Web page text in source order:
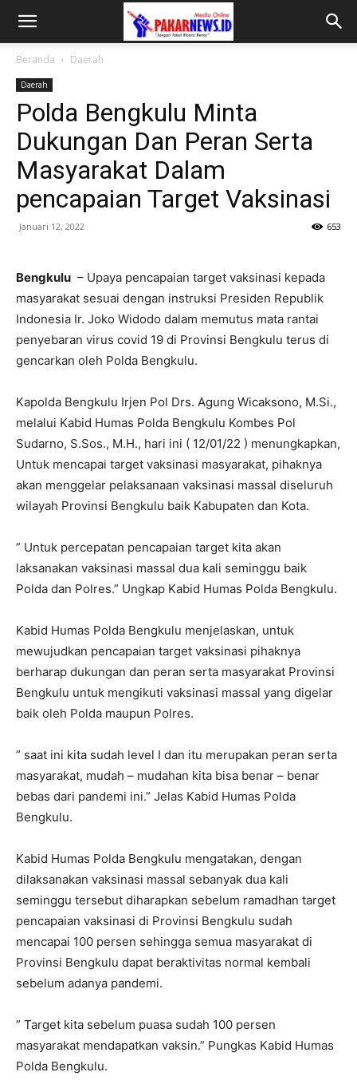
Beranda Daerah
Daerah
Polda Bengkulu Minta
Dukungan Dan Peran Serta
Masyarakat Dalam
pencapaian Target Vaksinasi
Januari 12, 2022 653
Bengkulu – Upaya pencapaian target vaksinasi kepada
masyarakat sesuai dengan instruksi Presiden Republik
Indonesia Ir. Joko Widodo dalam memutus mata rantai
penyebaran virus covid 19 di Provinsi Bengkulu terus di
gencarkan oleh Polda Bengkulu.
Kapolda Bengkulu Irjen Pol Drs. Agung Wicaksono, M.Si.,
melalui Kabid Humas Polda Bengkulu Kombes Pol
Sudarno, S.Sos., M.H., hari ini ( 12/01/22 ) menungkapkan,
Untuk mencapai target vaksinasi masyarakat, pihaknya
akan menggelar pelaksanaan vaksinasi massal diseluruh
wilayah Provinsi Bengkulu baik Kabupaten dan Kota.
” Untuk percepatan pencapaian target kita akan
laksanakan vaksinasi massal dua kali seminggu baik
Polda dan Polres.” Ungkap Kabid Humas Polda Bengkulu.
Kabid Humas Polda Bengkulu menjelaskan, untuk
mewujudkan pencapaian target vaksinasi pihaknya
berharap dukungan dan peran serta masyarakat Provinsi
Bengkulu untuk mengikuti vaksinasi massal yang digelar
baik oleh Polda maupun Polres.
” saat ini kita sudah level I dan itu merupakan peran serta
masyarakat, mudah – mudahan kita bisa benar – benar
bebas dari pandemi ini.” Jelas Kabid Humas Polda
Bengkulu.
Kabid Humas Polda Bengkulu mengatakan, dengan
dilaksanakan vaksinasi massal sebanyak dua kali
seminggu tersebut diharapkan sebelum ramadhan target
pencapaian vaksinasi di Provinsi Bengkulu sudah
mencapai 100 persen sehingga semua masyarakat di
Provinsi Bengkulu dapat beraktivitas normal kembali
sebelum adanya pandemi.
” Target kita sebelum puasa sudah 100 persen
masyarakat mendapatkan vaksin.” Pungkas Kabid Humas
Polda Bengkulu.